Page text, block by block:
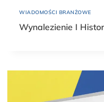
WIADOMOŚCI BRANŻOWE
Wynalezienie I